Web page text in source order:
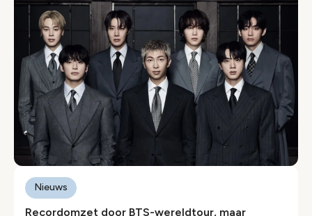
Recordomzet door BTS-wereldtour, maar
Nieuws